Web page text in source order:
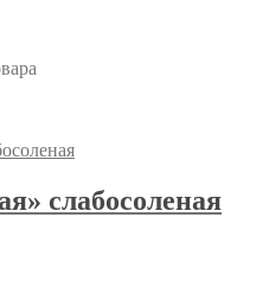
слабосоленая